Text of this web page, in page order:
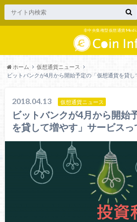
非中央集権型仮想通貨
ホーム
仮想通貨ニュース
ビットバンクが4月から開始予定の「仮想通貨を貸
2018.04.13 仮想通貨ニュース
ビットバンクが4月から開始
を貸して増やす」サービスっ